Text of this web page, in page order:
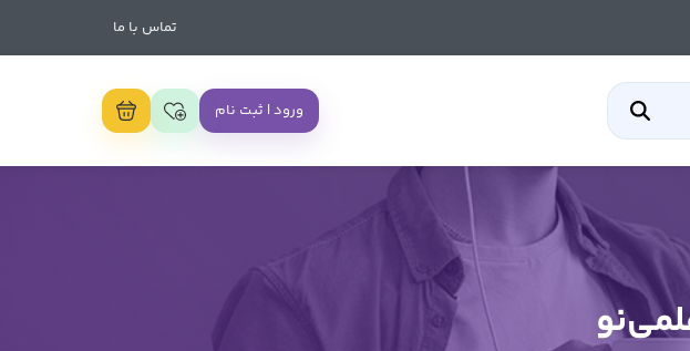
تماس با ما
ورود | ثبت نام